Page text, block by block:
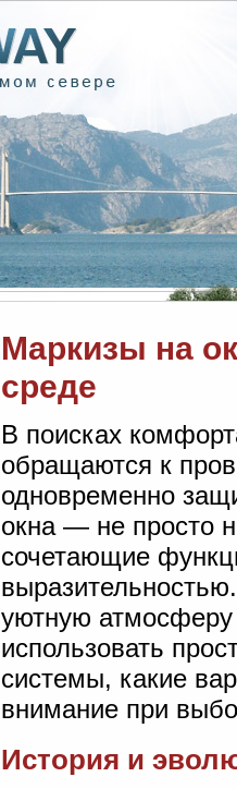
Маркизы на
среде
В поисках
обращаются к
одновременно
окна — не просто
сочетающие
уютную
использовать
системы, какие
внимание при
История и